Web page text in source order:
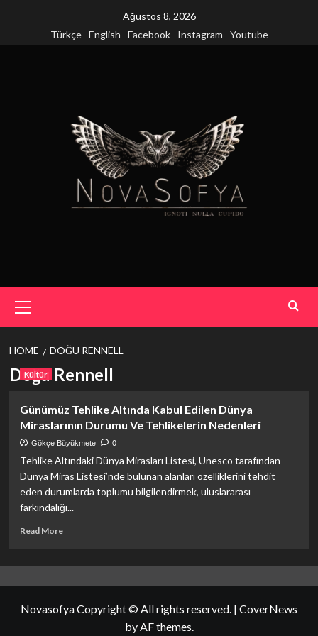
Ağustos 8, 2026
Türkçe
English Facebook Instagram Youtube
Menu
HOME DOĞU RENNELL
Doğu Rennell
Kültür
Günümüz Tehlike Altında Kabul Edilen Dünya
Miraslarının Durumu Ve Tehlikelerin Nedenleri
Gökçe Büyükmete 0
Tehlike Altındaki Dünya Mirasları Listesi, Unesco tarafından
Dünya Miras Listesi’nde bulunan alanları özelliklerini tehdit
eden durumlarda toplumu bilgilendirmek, uluslararası
farkındalığı...
Read MoreRead
Günümüz
Kabul
Novasofya Copyright © All rights reserved. | CoverNews
by AF themes.